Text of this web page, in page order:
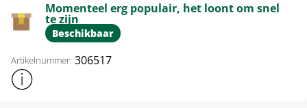
Momenteel erg populair, het loont om snel
te zijn
Beschikbaar
Artikelnummer: 306517
Toon meer productinformatie